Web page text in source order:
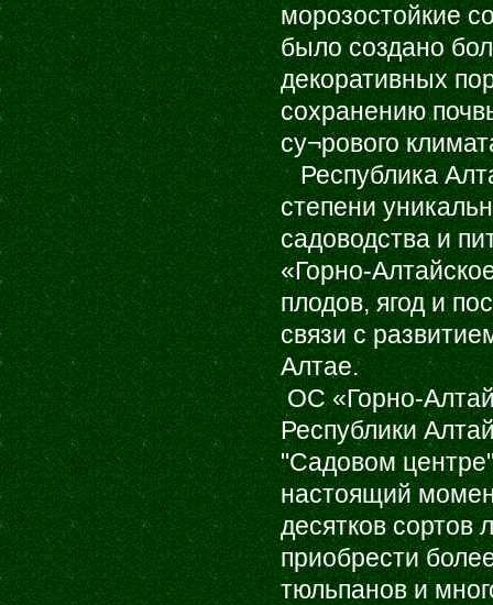
морозостойкие
было создано
декоративных
сохранению
су¬рового
Республика
степени
садоводства и
«Горно-
плодов, ягод и
связи с
Алтае.
ОС «Горно-
Республики
"Садовом
настоящий
десятков сортов
приобрести
тюльпанов и